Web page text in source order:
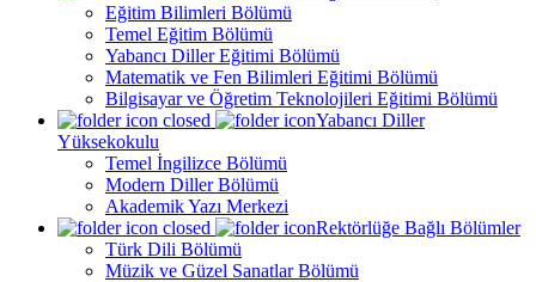
Eğitim Bilimleri Bölümü
Temel Eğitim Bölümü
Yabancı Diller Eğitimi Bölümü
Matematik ve Fen Bilimleri Eğitimi Bölümü
Bilgisayar ve Öğretim Teknolojileri Eğitimi Bölümü
Yabancı Diller
Yüksekokulu
Temel İngilizce Bölümü
Modern Diller Bölümü
Akademik Yazı Merkezi
Rektörlüğe Bağlı Bölümler
Türk Dili Bölümü
Müzik ve Güzel Sanatlar Bölümü